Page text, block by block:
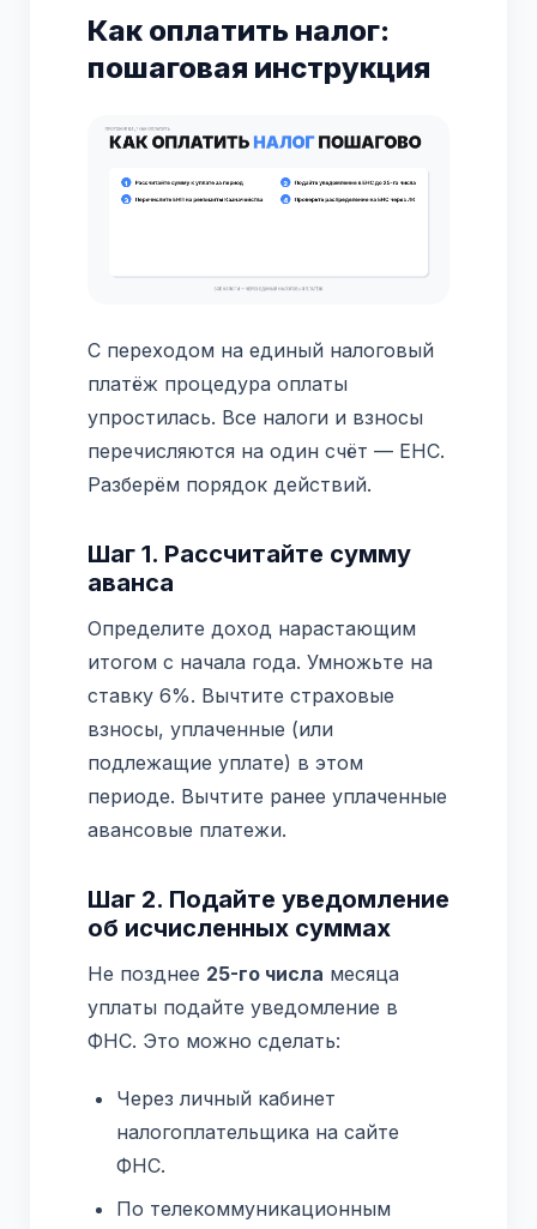
Как оплатить налог:
пошаговая инструкция
С переходом на единый налоговый
платёж процедура оплаты
упростилась. Все налоги и взносы
перечисляются на один счёт — ЕНС.
Разберём порядок действий.
Шаг 1. Рассчитайте сумму
аванса
Определите доход нарастающим
итогом с начала года. Умножьте на
ставку 6%. Вычтите страховые
взносы, уплаченные (или
подлежащие уплате) в этом
периоде. Вычтите ранее уплаченные
авансовые платежи.
Шаг 2. Подайте уведомление
об исчисленных суммах
Не позднее 25-го числа месяца
уплаты подайте уведомление в
ФНС. Это можно сделать:
Через личный кабинет
налогоплательщика на сайте
ФНС.
По телекоммуникационным